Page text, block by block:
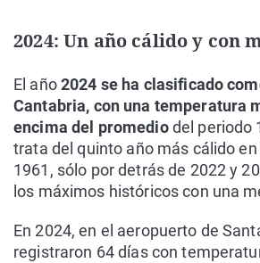
2024: Un año cálido y con
El año2024 se ha clasificado
Cantabria, con una temperatura
encima del promediodel periodo
trata del quinto año más cálido
1961, sólo por detrás de 2022 y
los máximos históricos con una
En 2024, en el aeropuerto de
registraron 64 días con